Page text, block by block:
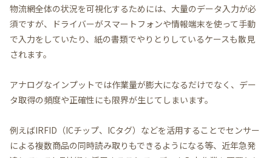
物流網全体の状況を可視化するためには、大量のデータ入力が必
須ですが、ドライバーがスマートフォンや情報端末を使って手動
で入力をしていたり、紙の書類でやりとりしているケースも散見
されます。
アナログなインプットでは作業量が膨大になるだけでなく、デー
タ取得の頻度や正確性にも限界が生じてしまいます。
例えばIRFID（ICチップ、ICタグ）などを活用することでセンサー
による複数商品の同時読み取りもできるようになる等、近年急発